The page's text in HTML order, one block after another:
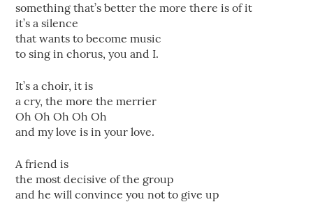
something that’s better the more there is of it
it’s a silence
that wants to become music
to sing in chorus, you and I.
It’s a choir, it is
a cry, the more the merrier
Oh Oh Oh Oh Oh
and my love is in your love.
A friend is
the most decisive of the group
and he will convince you not to give up